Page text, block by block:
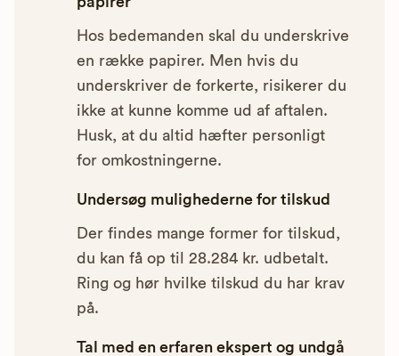
Hos bedemanden skal du underskrive
en række papirer. Men hvis du
underskriver de forkerte, risikerer du
ikke at kunne komme ud af aftalen.
Husk, at du altid hæfter personligt
for omkostningerne.
Undersøg mulighederne for tilskud
Der findes mange former for tilskud,
du kan få op til 28.284 kr. udbetalt.
Ring og hør hvilke tilskud du har krav
på.
Tal med en erfaren ekspert og undgå